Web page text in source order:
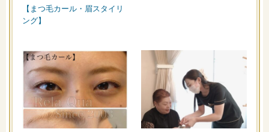
【まつ毛カール・眉スタイリ
ング】